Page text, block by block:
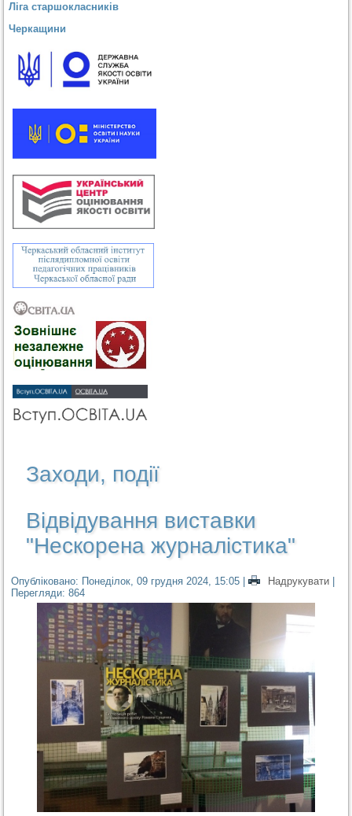
Ліга старшокласників
Черкащини
Заходи, події
Відвідування виставки
"Нескорена журналістика"
Опубліковано: Понеділок, 09 грудня 2024, 15:05 | Надрукувати
Перегляди: 864